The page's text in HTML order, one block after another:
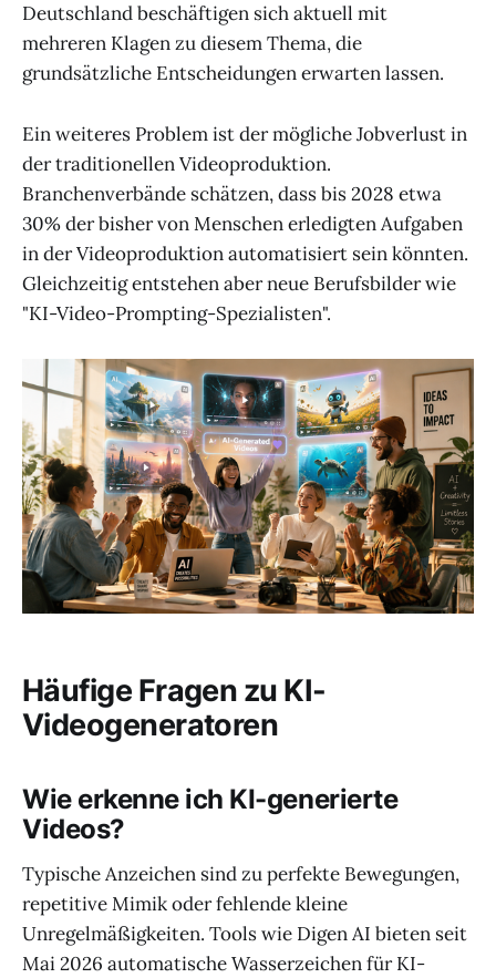
Deutschland beschäftigen sich aktuell mit
mehreren Klagen zu diesem Thema, die
grundsätzliche Entscheidungen erwarten lassen.
Ein weiteres Problem ist der mögliche Jobverlust in
der traditionellen Videoproduktion.
Branchenverbände schätzen, dass bis 2028 etwa
30% der bisher von Menschen erledigten Aufgaben
in der Videoproduktion automatisiert sein könnten.
Gleichzeitig entstehen aber neue Berufsbilder wie
"KI-Video-Prompting-Spezialisten".
Häufige Fragen zu KI-
Videogeneratoren
Wie erkenne ich KI-generierte
Videos?
Typische Anzeichen sind zu perfekte Bewegungen,
repetitive Mimik oder fehlende kleine
Unregelmäßigkeiten. Tools wie Digen AI bieten seit
Mai 2026 automatische Wasserzeichen für KI-